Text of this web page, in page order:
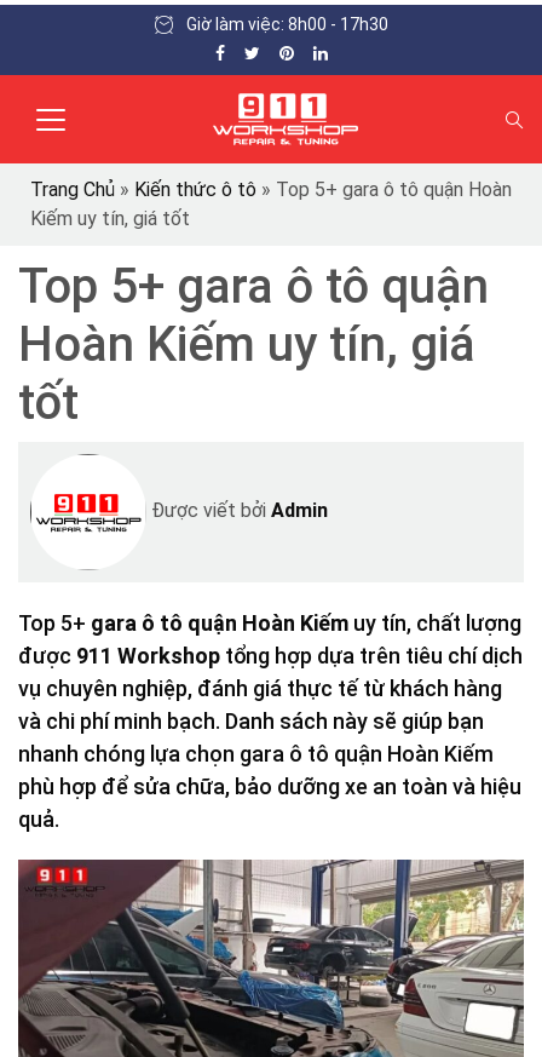
Giờ làm việc: 8h00 - 17h30
Trang Chủ » Kiến thức ô tô » Top 5+ gara ô tô quận Hoàn
Kiếm uy tín, giá tốt
Top 5+ gara ô tô quận
Hoàn Kiếm uy tín, giá
tốt
Được viết bởi Admin
Top 5+ gara ô tô quận Hoàn Kiếm uy tín, chất lượng
được 911 Workshop tổng hợp dựa trên tiêu chí dịch
vụ chuyên nghiệp, đánh giá thực tế từ khách hàng
và chi phí minh bạch. Danh sách này sẽ giúp bạn
nhanh chóng lựa chọn gara ô tô quận Hoàn Kiếm
phù hợp để sửa chữa, bảo dưỡng xe an toàn và hiệu
quả.